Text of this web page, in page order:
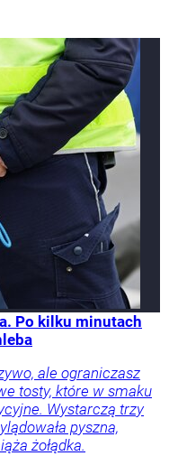
Po kilku minutach
ale ograniczasz
tosty, które w smaku
Wystarczą trzy
pyszna,
żołądka.